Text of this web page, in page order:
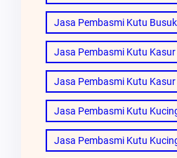
Jasa Pembasmi Kutu
Jasa Pembasmi Kutu
Jasa Pembasmi Kutu Kasur
Jasa Pembasmi Kutu
Jasa Pembasmi Kutu